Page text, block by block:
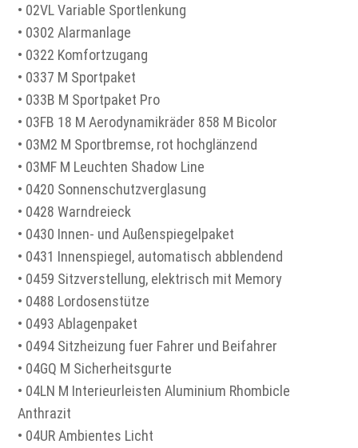
• 02VL Variable Sportlenkung
• 0302 Alarmanlage
• 0322 Komfortzugang
• 0337 M Sportpaket
• 033B M Sportpaket Pro
• 03FB 18 M Aerodynamikräder 858 M Bicolor
• 03M2 M Sportbremse, rot hochglänzend
• 03MF M Leuchten Shadow Line
• 0420 Sonnenschutzverglasung
• 0428 Warndreieck
• 0430 Innen- und Außenspiegelpaket
• 0431 Innenspiegel, automatisch abblendend
• 0459 Sitzverstellung, elektrisch mit Memory
• 0488 Lordosenstütze
• 0493 Ablagenpaket
• 0494 Sitzheizung fuer Fahrer und Beifahrer
• 04GQ M Sicherheitsgurte
• 04LN M Interieurleisten Aluminium Rhombicle
Anthrazit
• 04UR Ambientes Licht